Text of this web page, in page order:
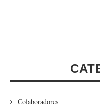
Colaboradores